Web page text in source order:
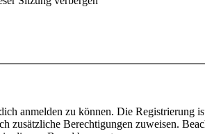
anmelden zu können. Die
zusätzliche Berechtigungen zuweisen.